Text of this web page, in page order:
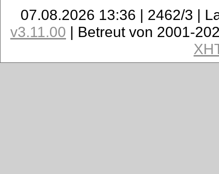
07.08.2026 13:36 | 2462/3 |
v3.11.00 | Betreut von 2001-